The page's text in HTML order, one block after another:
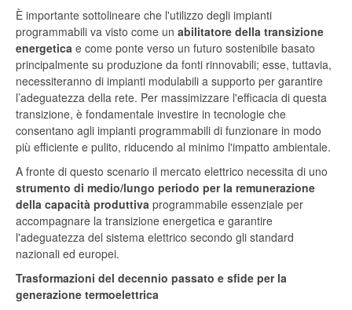
È importante sottolineare che l'utilizzo degli impianti
programmabili va visto come un abilitatore della transizione
energetica e come ponte verso un futuro sostenibile basato
principalmente su produzione da fonti rinnovabili; esse, tuttavia,
necessiteranno di impianti modulabili a supporto per garantire
l’adeguatezza della rete. Per massimizzare l'efficacia di questa
transizione, è fondamentale investire in tecnologie che
consentano agli impianti programmabili di funzionare in modo
più efficiente e pulito, riducendo al minimo l'impatto ambientale.
A fronte di questo scenario il mercato elettrico necessita di uno
strumento di medio/lungo periodo per la remunerazione
della capacità produttiva programmabile essenziale per
accompagnare la transizione energetica e garantire
l'adeguatezza del sistema elettrico secondo gli standard
nazionali ed europei.
Trasformazioni del decennio passato e sfide per la
generazione termoelettrica